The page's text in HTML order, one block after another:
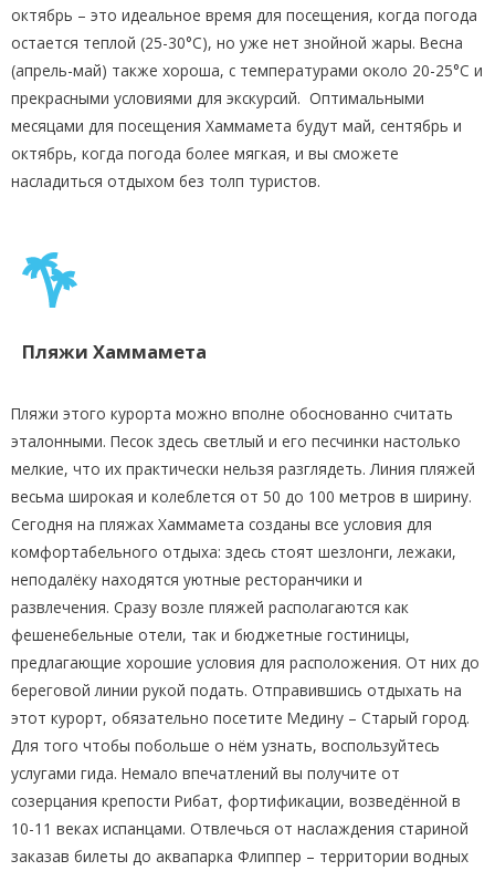
октябрь – это идеальное время для посещения, когда погода
остается теплой (25-30°C), но уже нет знойной жары. Весна
(апрель-май) также хороша, с температурами около 20-25°C и
прекрасными условиями для экскурсий. Оптимальными
месяцами для посещения Хаммамета будут май, сентябрь и
октябрь, когда погода более мягкая, и вы сможете
насладиться отдыхом без толп туристов.
Пляжи Хаммамета
Пляжи этого курорта можно вполне обоснованно считать
эталонными. Песок здесь светлый и его песчинки настолько
мелкие, что их практически нельзя разглядеть. Линия пляжей
весьма широкая и колеблется от 50 до 100 метров в ширину.
Сегодня на пляжах Хаммамета созданы все условия для
комфортабельного отдыха: здесь стоят шезлонги, лежаки,
неподалёку находятся уютные ресторанчики и
развлечения. Сразу возле пляжей располагаются как
фешенебельные отели, так и бюджетные гостиницы,
предлагающие хорошие условия для расположения. От них до
береговой линии рукой подать. Отправившись отдыхать на
этот курорт, обязательно посетите Медину – Старый город.
Для того чтобы побольше о нём узнать, воспользуйтесь
услугами гида. Немало впечатлений вы получите от
созерцания крепости Рибат, фортификации, возведённой в
10-11 веках испанцами. Отвлечься от наслаждения стариной
заказав билеты до аквапарка Флиппер – территории водных